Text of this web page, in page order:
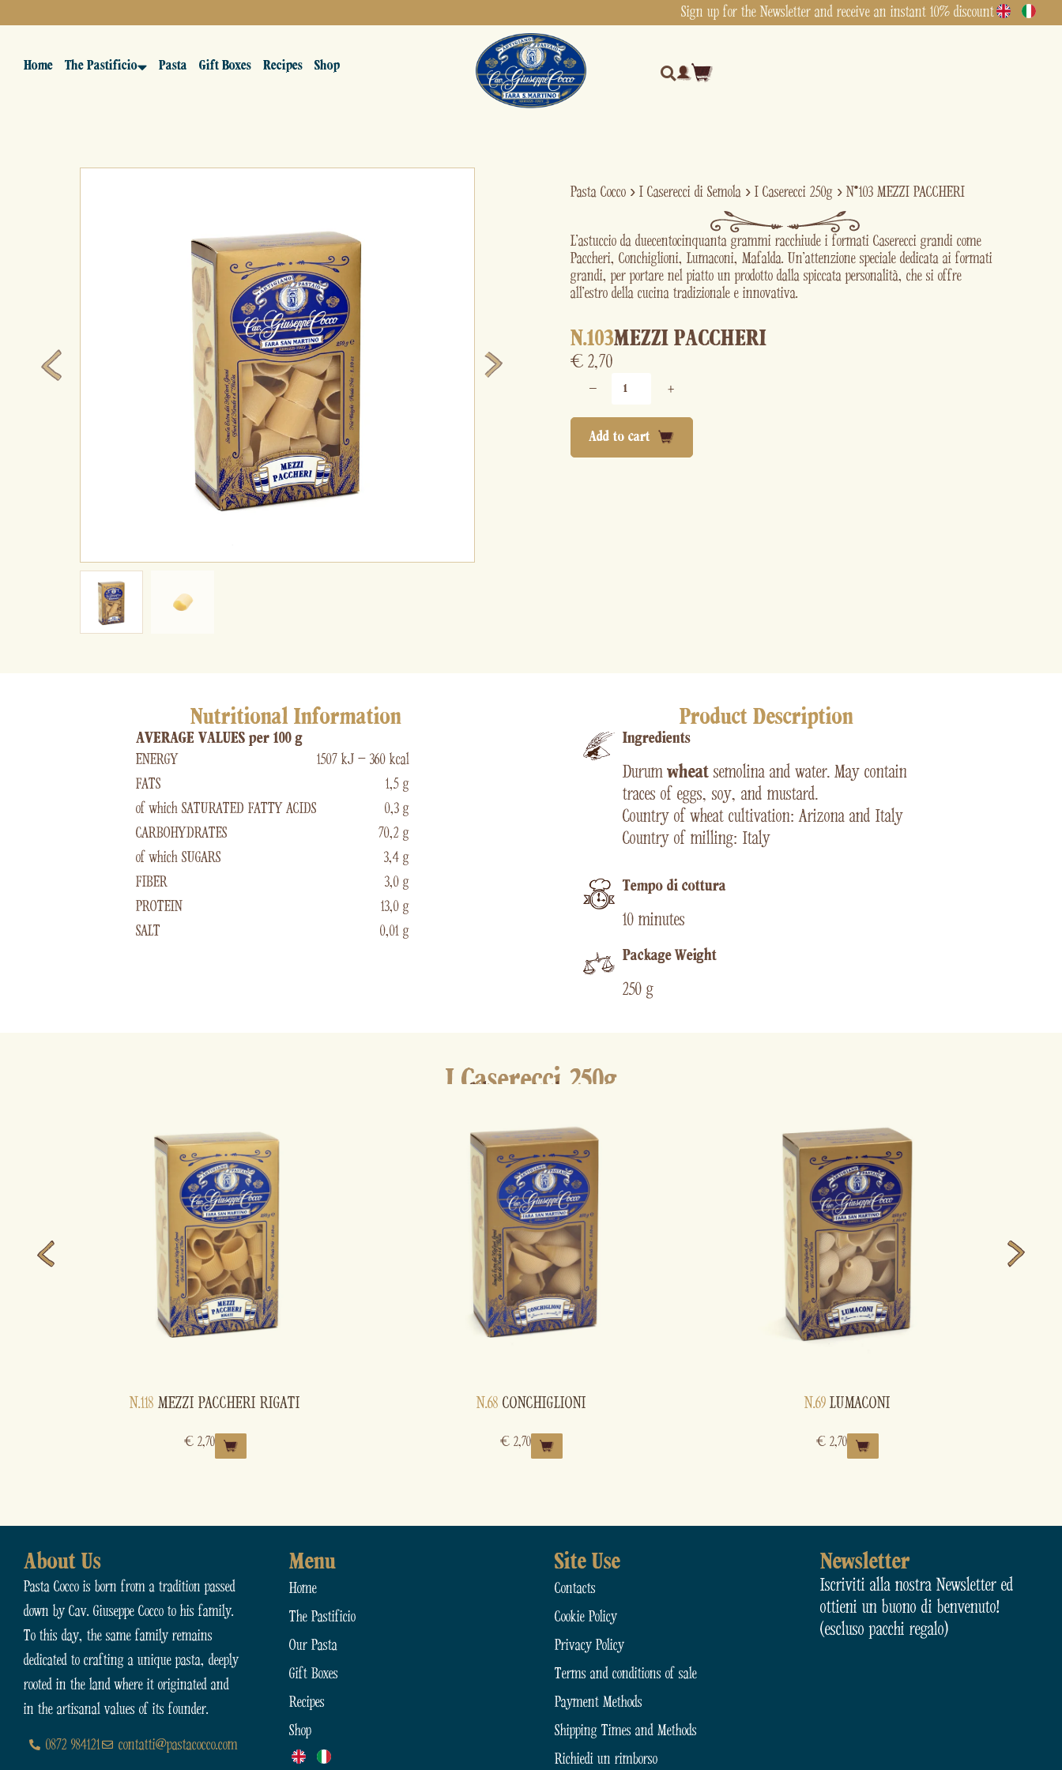
Sign up for the Newsletter and receive an instant 10% discount
Home The Pastificio Pasta Gift Boxes Recipes Shop
Pasta Cocco › I Caserecci di Semola › I Caserecci 250g › N°103 MEZZI PACCHERI
L'astuccio da duecentocinquanta grammi racchiude i formati Caserecci grandi come
Paccheri, Conchiglioni, Lumaconi, Mafalda. Un'attenzione speciale dedicata ai formati
grandi, per portare nel piatto un prodotto dalla spiccata personalità, che si offre
all'estro della cucina tradizionale e innovativa.
N.103MEZZI PACCHERI
€ 2,70
− +
Add to cart
Nutritional Information
AVERAGE VALUES per 100 g
ENERGY
FATS
of which SATURATED FATTY ACIDS
CARBOHYDRATES
of which SUGARS
FIBER
PROTEIN
SALT
1507 kJ – 360 kcal
1,5 g
0,3 g
70,2 g
3,4 g
3,0 g
13,0 g
0,01 g
Product Description
Ingredients
Durumwheat semolina and water. May contain
traces of eggs, soy, and mustard.
Country of wheat cultivation: Arizona and Italy
Country of milling: Italy
Tempo di cottura​
10 minutes
Package Weight
250 g
I Caserecci 250g
Other pasta shapes
N.118 MEZZI PACCHERI RIGATI
€2,70
N.68 CONCHIGLIONI
€2,70
N.69LUMACONI
€2,70
About Us
Pasta Cocco is born from a tradition passed
down by Cav. Giuseppe Cocco to his family.
To this day, the same family remains
dedicated to crafting a unique pasta, deeply
rooted in the land where it originated and
in the artisanal values of its founder.
0872 984121
contatti@pastacocco.com
Menu
Home
The Pastificio
Our Pasta
Gift Boxes
Recipes
Shop
Site Use
Contacts
Cookie Policy
Privacy Policy
Terms and conditions of sale
Payment Methods
Shipping Times and Methods
Richiedi un rimborso
Newsletter
Iscriviti alla nostra Newsletter ed
ottieni un buono di benvenuto!
(escluso pacchi regalo)